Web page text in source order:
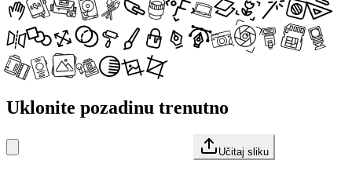
Uklonite pozadinu trenutno
Učitaj sliku